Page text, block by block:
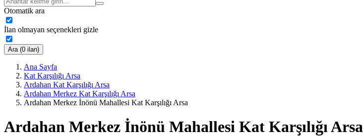
Otomatik ara
İlan olmayan seçenekleri gizle
Ara (0 ilan)
Ana Sayfa
Kat Karşılığı Arsa
Ardahan Kat Karşılığı Arsa
Ardahan Merkez Kat Karşılığı Arsa
Ardahan Merkez İnönü Mahallesi Kat Karşılığı Arsa
Ardahan Merkez İnönü Mahallesi Kat Karşılığı Arsa